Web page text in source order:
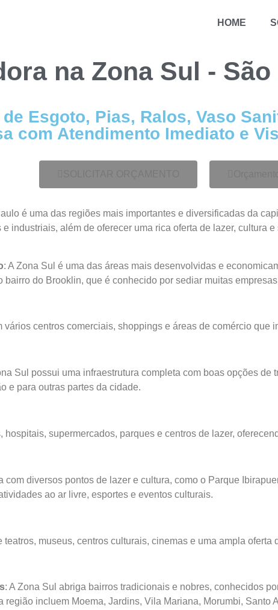
HOME
na Zona Sul -
Esgoto, Pias, Ralos, Vaso
com Atendimento Imediato e
é uma das regiões mais importantes e diversificadas da
industriais, além de oferecer uma rica oferta de lazer, cultura
: A Zona Sul é uma das áreas mais desenvolvidas e
bairro do Brooklin, que é conhecido por sediar muitas
vários centros comerciais, shoppings e áreas de comércio que
Sul possui uma infraestrutura completa com boas opções
e para outras partes da cidade.
hospitais, supermercados, parques e centros de lazer,
com diversos pontos de lazer e cultura, como o Parque
ao ar livre, esportes e eventos culturais.
museus, centros culturais, cinemas e uma ampla oferta
: A Zona Sul abriga bairros tradicionais e nobres, conhecidos
incluem Moema, Jardins, Vila Mariana, Morumbi, Santo